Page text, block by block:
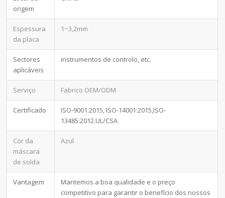
origem
Espessura
da placa
1~3,2mm
Sectores
aplicáveis
instrumentos de controlo, etc.
Serviço Fabrico OEM/ODM
Certificado
ISO-9001:2015, ISO-14001:2015,ISO-
13485:2012.UL/CSA
Cor da
máscara
de solda
Azul
Vantagem
Mantemos a boa qualidade e o preço
competitivo para garantir o benefício dos nossos